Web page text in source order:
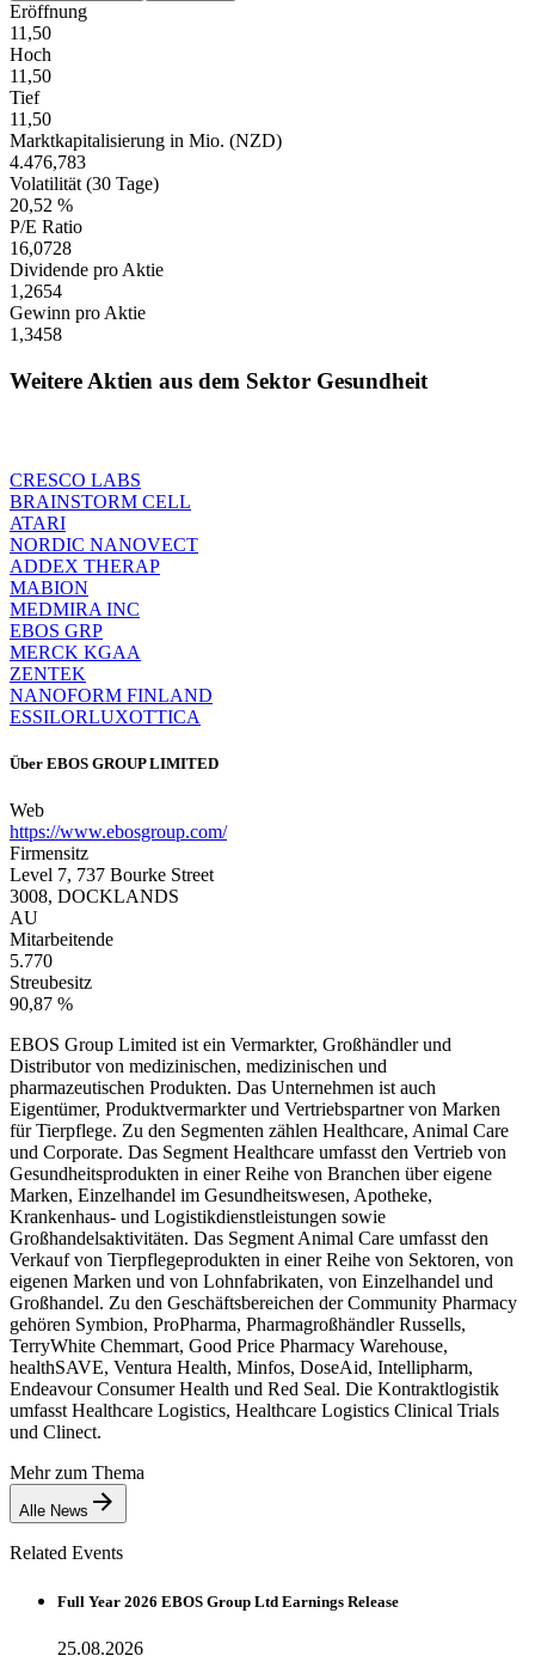
Eröffnung
11,50
Hoch
11,50
Tief
11,50
Marktkapitalisierung in Mio. (NZD)
4.476,783
Volatilität (30 Tage)
20,52 %
P/E Ratio
16,0728
Dividende pro Aktie
1,2654
Gewinn pro Aktie
1,3458
Weitere Aktien aus dem Sektor Gesundheit
CRESCO LABS
BRAINSTORM CELL
ATARI
NORDIC NANOVECT
ADDEX THERAP
MABION
MEDMIRA INC
EBOS GRP
MERCK KGAA
ZENTEK
NANOFORM FINLAND
ESSILORLUXOTTICA
Über EBOS GROUP LIMITED
Web
https://www.ebosgroup.com/
Firmensitz
Level 7, 737 Bourke Street
3008, DOCKLANDS
AU
Mitarbeitende
5.770
Streubesitz
90,87 %
EBOS Group Limited ist ein Vermarkter, Großhändler und
Distributor von medizinischen, medizinischen und
pharmazeutischen Produkten. Das Unternehmen ist auch
Eigentümer, Produktvermarkter und Vertriebspartner von Marken
für Tierpflege. Zu den Segmenten zählen Healthcare, Animal Care
und Corporate. Das Segment Healthcare umfasst den Vertrieb von
Gesundheitsprodukten in einer Reihe von Branchen über eigene
Marken, Einzelhandel im Gesundheitswesen, Apotheke,
Krankenhaus- und Logistikdienstleistungen sowie
Großhandelsaktivitäten. Das Segment Animal Care umfasst den
Verkauf von Tierpflegeprodukten in einer Reihe von Sektoren, von
eigenen Marken und von Lohnfabrikaten, von Einzelhandel und
Großhandel. Zu den Geschäftsbereichen der Community Pharmacy
gehören Symbion, ProPharma, Pharmagroßhändler Russells,
TerryWhite Chemmart, Good Price Pharmacy Warehouse,
healthSAVE, Ventura Health, Minfos, DoseAid, Intellipharm,
Endeavour Consumer Health und Red Seal. Die Kontraktlogistik
umfasst Healthcare Logistics, Healthcare Logistics Clinical Trials
und Clinect.
Mehr zum Thema
Alle News
Related Events
Full Year 2026 EBOS Group Ltd Earnings Release
25.08.2026